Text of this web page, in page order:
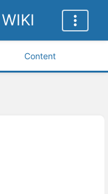
Content